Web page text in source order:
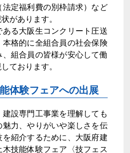
定福利費の別枠請求）など
があります。
る大阪生コンクリート圧送
格的に全組合員の社会保険
組合員の皆様が安心して働
ております。
体験フェアへの出展
設専門工事業を理解しても
魅力、やりがいや楽しさを伝
を紹介するために、大阪府建
技能体験フェア〈技フェス